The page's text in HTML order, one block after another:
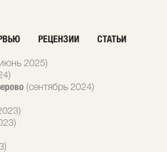
РЕЦЕНЗИИ СТАТЬИ
2025)
(сентябрь 2024)